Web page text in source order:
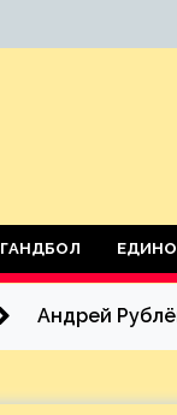
ГАНДБОЛ
Андрей